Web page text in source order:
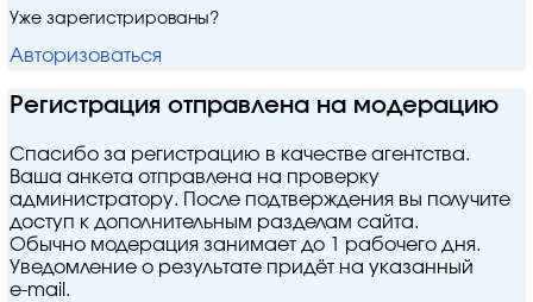
Уже зарегистрированы?
Авторизоваться
Регистрация отправлена на модерацию
Спасибо за регистрацию в качестве агентства.
Ваша анкета отправлена на проверку
администратору. После подтверждения вы получите
доступ к дополнительным разделам сайта.
Обычно модерация занимает до 1 рабочего дня.
Уведомление о результате придёт на указанный
e‑mail.